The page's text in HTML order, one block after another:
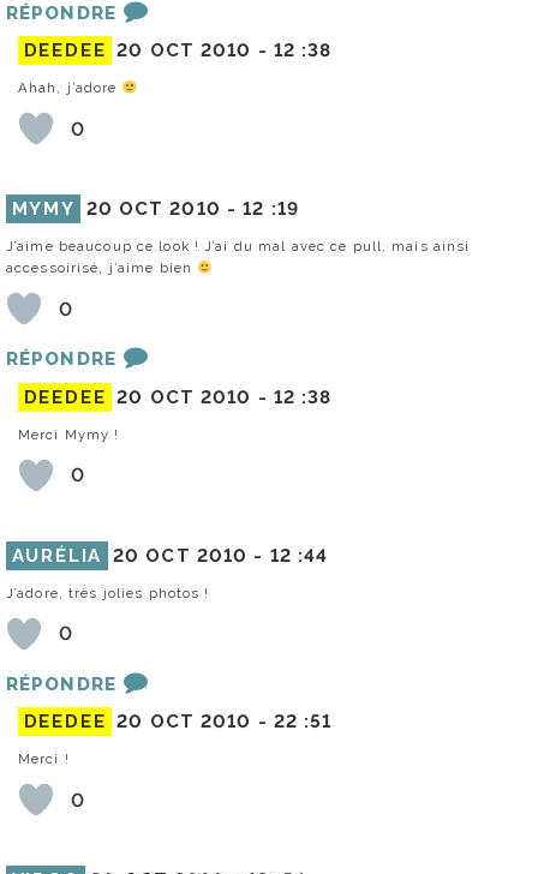
RÉPONDRE
DEEDEE 20 OCT 2010 - 12 :38
Ahah, j’adore
0
MYMY 20 OCT 2010 -12 :19
J’aime beaucoup ce look ! J’ai du mal avec ce pull, mais ainsi
accessoirisé, j’aime bien
0
RÉPONDRE
DEEDEE 20 OCT 2010 - 12 :38
Merci Mymy !
0
AURÉLIA 20 OCT 2010 - 12 :44
J’adore, très jolies photos !
0
RÉPONDRE
DEEDEE 20 OCT 2010 - 22 :51
Merci !
0